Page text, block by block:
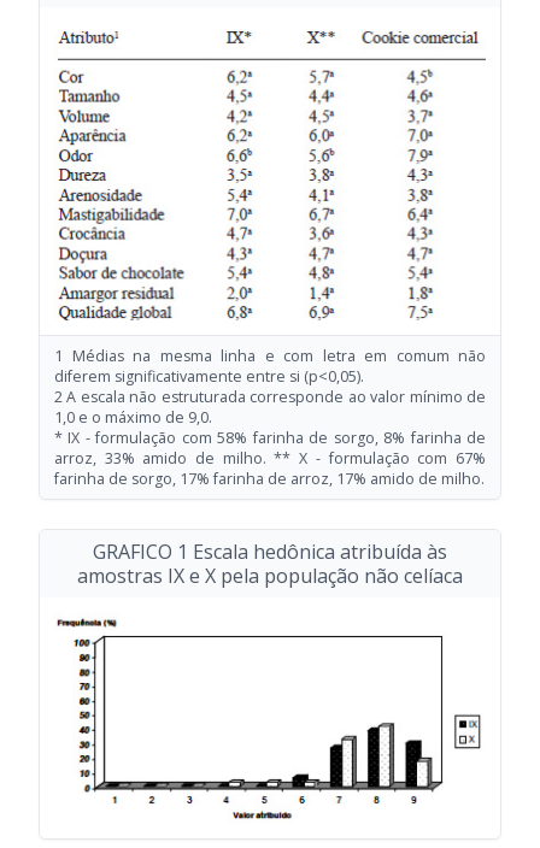
1 Médias na mesma linha e com letra em comum não
diferem significativamente entre si (p<0,05).
2 A escala não estruturada corresponde ao valor mínimo de
1,0 e o máximo de 9,0.
* IX - formulação com 58% farinha de sorgo, 8% farinha de
arroz, 33% amido de milho. ** X - formulação com 67%
farinha de sorgo, 17% farinha de arroz, 17% amido de milho.
GRAFICO 1 Escala hedônica atribuída às
amostras IX e X pela população não celíaca